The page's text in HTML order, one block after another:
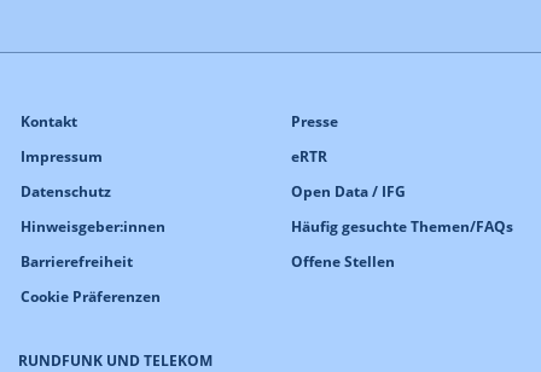
RUNDFUNK UND TELEKOM
Kontakt
Impressum
Datenschutz
Hinweisgeber:innen
Barrierefreiheit
Cookie Präferenzen
Presse
eRTR
Open Data / IFG
Häufig gesuchte Themen/FAQs
Offene Stellen